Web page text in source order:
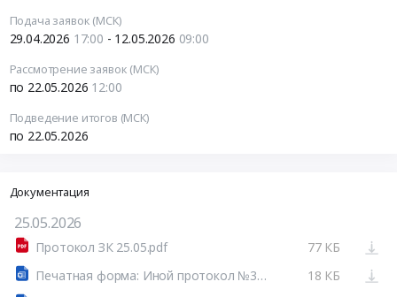
Подача заявок (МСК)
29.04.2026 17:00 - 12.05.2026 09:00
Рассмотрение заявок (МСК)
по 22.05.2026 12:00
Подведение итогов (МСК)
по 22.05.2026
Документация
25.05.2026
Протокол ЗК 25.05.pdf
77 КБ
Печатная форма: Иной протокол №32615967697-01
18 КБ